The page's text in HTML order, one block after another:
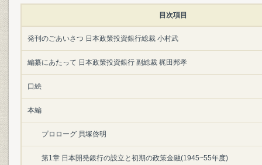
目次項目
発刊のごあいさつ 日本政策投資銀行総裁 小村武
編纂にあたって 日本政策投資銀行 副総裁 梶田邦孝
口絵
本編
プロローグ 貝塚啓明
第1章 日本開発銀行の設立と初期の政策金融(1945~55年度)